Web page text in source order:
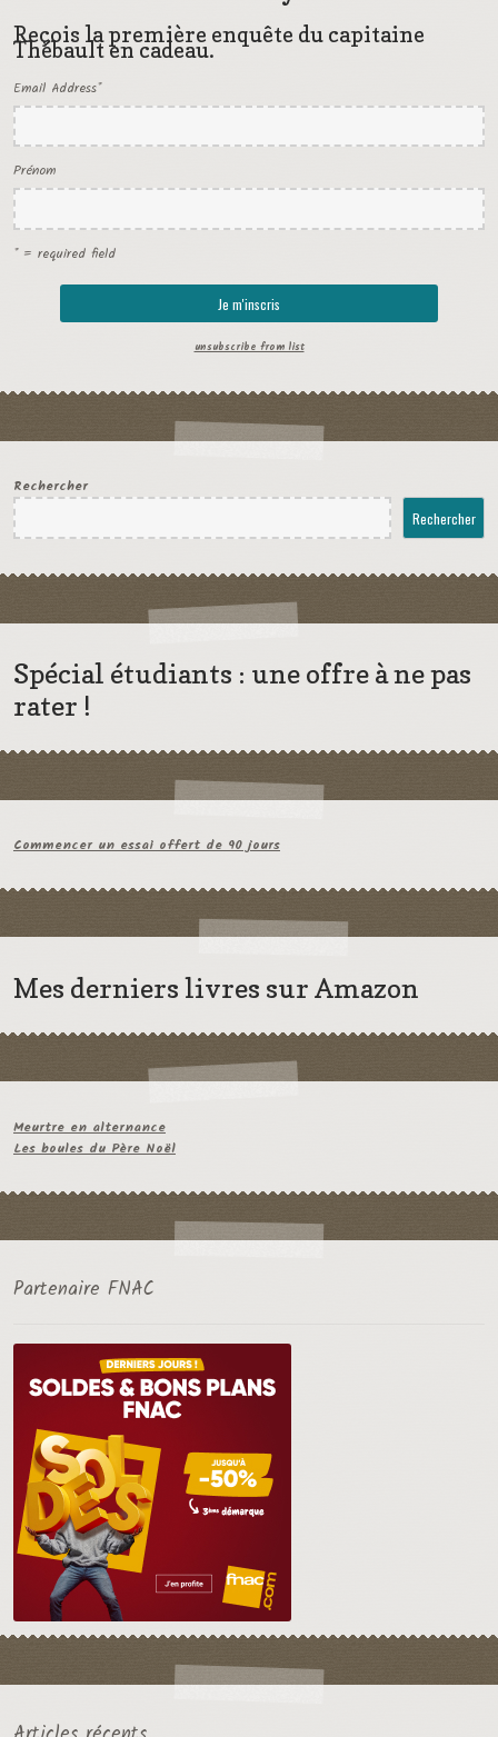
Reçois la première enquête du capitaine
Thébault en cadeau.
Email Address*
Prénom
* = required field
unsubscribe from list
Rechercher
Rechercher
Spécial étudiants : une offre à ne pas
rater !
Commencer un essai offert de 90 jours
Mes derniers livres sur Amazon
Meurtre en alternance
Les boules du Père Noël
Partenaire FNAC